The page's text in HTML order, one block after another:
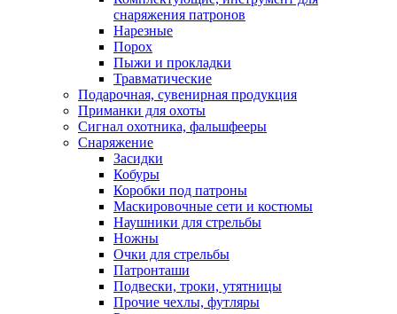
снаряжения патронов
Нарезные
Порох
Пыжи и прокладки
Травматические
Подарочная, сувенирная продукция
Приманки для охоты
Сигнал охотника, фальшфееры
Снаряжение
Засидки
Кобуры
Коробки под патроны
Маскировочные сети и костюмы
Наушники для стрельбы
Ножны
Очки для стрельбы
Патронташи
Подвески, троки, утятницы
Прочие чехлы, футляры